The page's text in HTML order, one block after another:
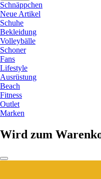
Schnäppchen
Neue Artikel
Schuhe
Bekleidung
Volleybälle
Schoner
Fans
Lifestyle
Ausrüstung
Beach
Fitness
Outlet
Marken
Wird zum